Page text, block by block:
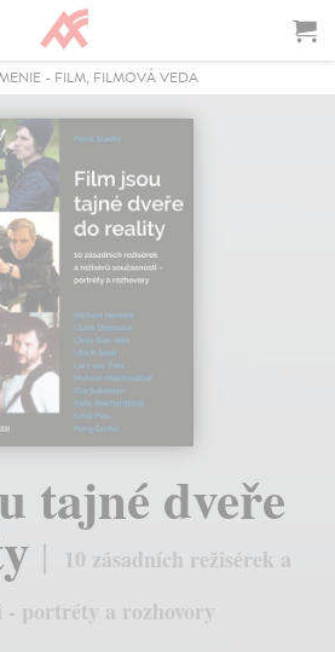
- FILM, FILMOVÁ VEDA
tajné dveře
10 zásadních režisérek a
- portréty a rozhovory